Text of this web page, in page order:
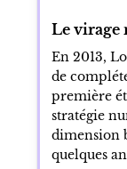
Le virage
En 2013,
de
première
stratégie
dimension
quelques